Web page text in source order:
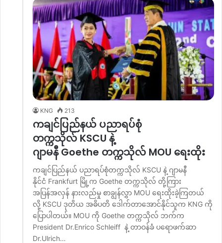
KNG 213
ကချင်ပြည်နယ် ပညာရပ်စုံ
တက္ကသိုလ် KSCU နဲ့
ဂျာမနီ Goethe တက္ကသိုလ် MOU ရေးထိုး
ကချင်ပြည်နယ် ပညာရပ်စုံတက္ကသိုလ် KSCU နဲ့ ဂျာမနီ
နိုင်ငံ Frankfurt မြို့က Goethe တက္ကသိုလ် တို့ကြား
အပြန်အလှန် နားလည်မှု စာချွန်လွှာ MOU ရေးထိုးခဲ့ကြတယ်
လို့ KSCU ဒုတိယ အဓိပတိ ဒေါက်တာအောင်နိုင်သူက KNG ကို
ပြောပါတယ်။ MOU ကို Goethe တက္ကသိုလ် ဘက်က
President Dr.Enrico Schleiff နဲ့ တာဝန်ခံ ပရောဖက်ဆာ
Dr.Ulrich…